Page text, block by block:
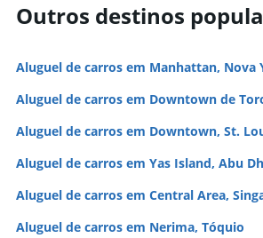
Outros destinos
Aluguel de carros em Manhattan, Nova
Aluguel de carros em Downtown de
Aluguel de carros em Downtown, St.
Aluguel de carros em Yas Island, Abu
Aluguel de carros em Central Area,
Aluguel de carros em Nerima, Tóquio